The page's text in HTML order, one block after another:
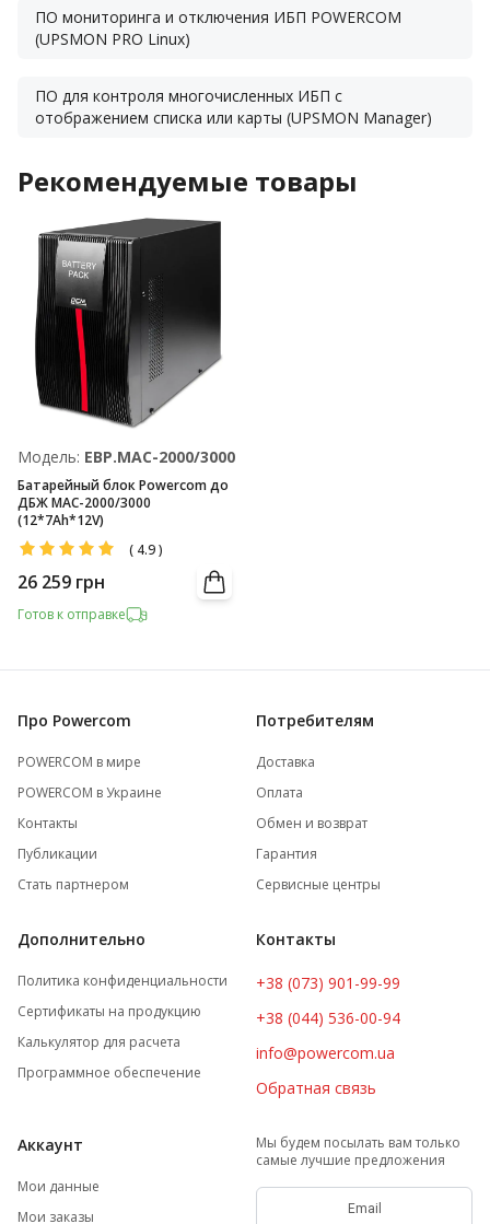
ПО мониторинга и отключения ИБП POWERCOM
(UPSMON PRO Linux)
ПО для контроля многочисленных ИБП с
отображением списка или карты (UPSMON Manager)
Рекомендуемые товары
Модель: EBP.MAC-2000/3000
Батарейный блок Powercom до
ДБЖ MAC-2000/3000
(12*7Ah*12V)
( 4.9)
26 259 грн
Готов к отправке
Про Powercom
POWERCOM в мире
POWERCOM в Украине
Контакты
Публикации
Стать партнером
Потребителям
Доставка
Оплата
Обмен и возврат
Гарантия
Сервисные центры
Дополнительно
Политика конфиденциальности
Сертификаты на продукцию
Калькулятор для расчета
Программное обеспечение
Контакты
+38 (073) 901-99-99
+38 (044) 536-00-94
info@powercom.ua
Обратная связь
Аккаунт
Мои данные
Мои заказы
Мы будем посылать вам только
самые лучшие предложения